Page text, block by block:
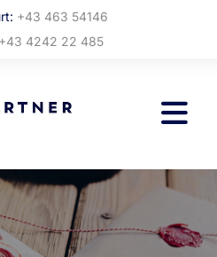
+43 463 54146
+43 4242 22 485